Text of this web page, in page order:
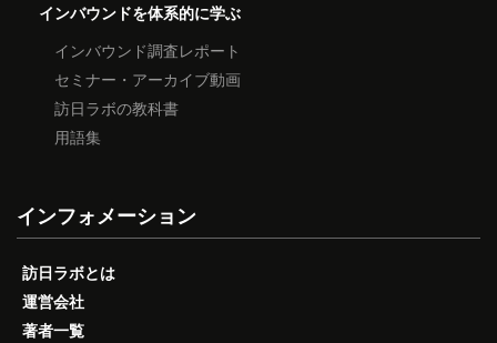
インバウンドを体系的に学ぶ
インバウンド調査レポート
セミナー・アーカイブ動画
訪日ラボの教科書
用語集
インフォメーション
訪日ラボとは
運営会社
著者一覧